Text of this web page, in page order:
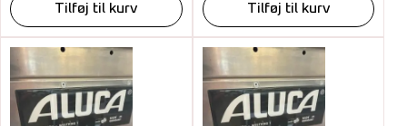
Tilføj til kurv Tilføj til kurv